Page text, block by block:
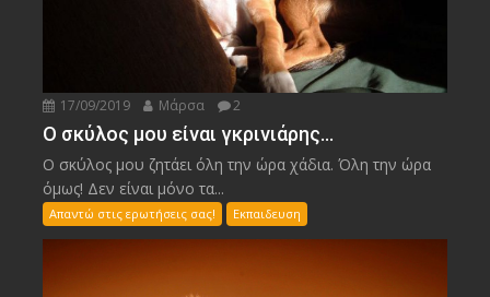
17/09/2019 Μάρσα 2
Ο σκύλος μου είναι γκρινιάρης…
Ο σκύλος μου ζητάει όλη την ώρα χάδια. Όλη την ώρα
όμως! Δεν είναι μόνο τα...
Απαντώ στις ερωτήσεις σας! Εκπαιδευση